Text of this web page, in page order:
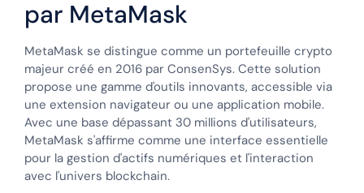
par MetaMask
MetaMask se distingue comme un portefeuille crypto
majeur créé en 2016 par ConsenSys. Cette solution
propose une gamme d'outils innovants, accessible via
une extension navigateur ou une application mobile.
Avec une base dépassant 30 millions d'utilisateurs,
MetaMask s'affirme comme une interface essentielle
pour la gestion d'actifs numériques et l'interaction
avec l'univers blockchain.